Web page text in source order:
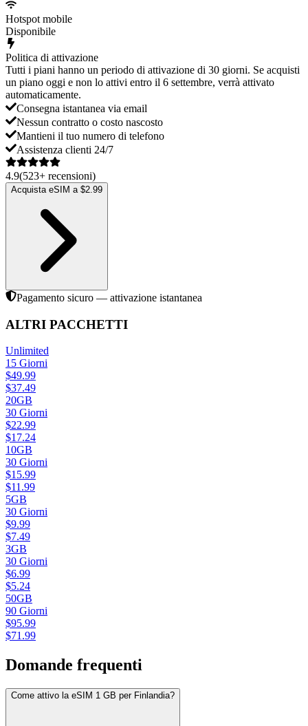
Hotspot mobile
Disponibile
Politica di attivazione
Tutti i piani hanno un periodo di attivazione di 30 giorni. Se acquisti
un piano oggi e non lo attivi entro il 6 settembre, verrà attivato
automaticamente.
Consegna istantanea via email
Nessun contratto o costo nascosto
Mantieni il tuo numero di telefono
Assistenza clienti 24/7
4.9(523+ recensioni)
Acquista eSIM a $2.99
Pagamento sicuro — attivazione istantanea
ALTRI PACCHETTI
Unlimited
15 Giorni
$49.99
$37.49
20GB
30 Giorni
$22.99
$17.24
10GB
30 Giorni
$15.99
$11.99
5GB
30 Giorni
$9.99
$7.49
3GB
30 Giorni
$6.99
$5.24
50GB
90 Giorni
$95.99
$71.99
Domande frequenti
Come attivo la eSIM 1 GB per Finlandia?